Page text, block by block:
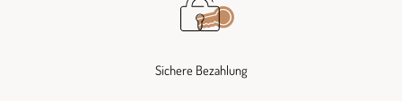
Sichere Bezahlung